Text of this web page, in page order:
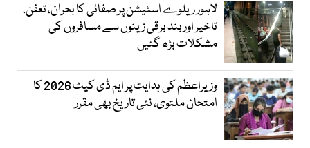
لاہور ریلوے اسٹیشن پر صفائی کا بحران، تعفن،
تاخیر اور بند برقی زینوں سے مسافروں کی
مشکلات بڑھ گئیں
وزیراعظم کی ہدایت پر ایم ڈی کیٹ 2026 کا
امتحان ملتوی، نئی تاریخ بھی مقرر